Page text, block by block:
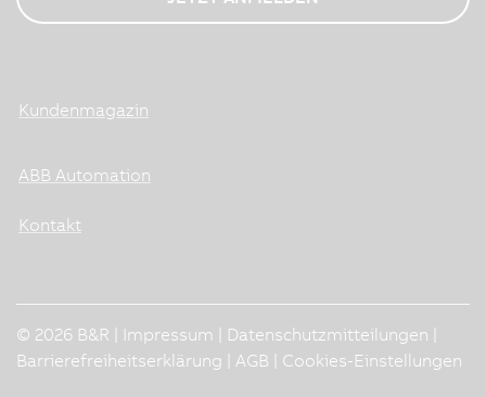
Kundenmagazin
ABB Automation
Kontakt
© 2026 B&R | Impressum Datenschutzmitteilungen
Barrierefreiheitserklärung
AGB Cookies-Einstellungen